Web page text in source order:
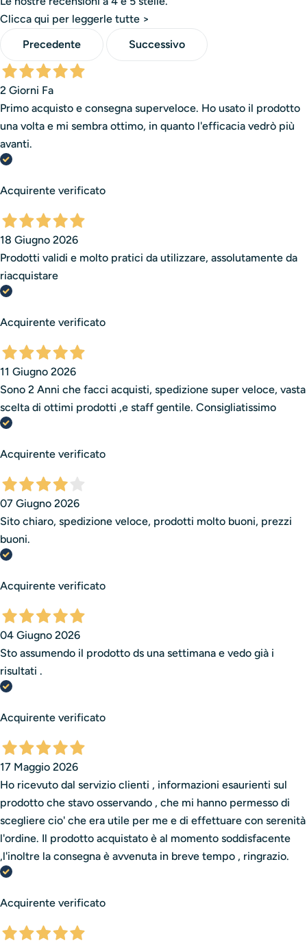
È una storia di competenza, passione e orgoglio italiano.
Una storia che continua ogni giorno, dentro i nostri
laboratori, per arrivare sulle mani di chi trasforma la
Clicca qui per leggerle tutte >
Precedente
Successivo
2 Giorni Fa
Primo acquisto e consegna superveloce. Ho usato il prodotto
una volta e mi sembra ottimo, in quanto l'efficacia vedrò più
avanti.
Acquirente verificato
18 Giugno 2026
Prodotti validi e molto pratici da utilizzare, assolutamente da
riacquistare
Acquirente verificato
11 Giugno 2026
Sono 2 Anni che facci acquisti, spedizione super veloce, vasta
scelta di ottimi prodotti ,e staff gentile. Consigliatissimo
Acquirente verificato
07 Giugno 2026
Sito chiaro, spedizione veloce, prodotti molto buoni, prezzi
buoni.
Acquirente verificato
04 Giugno 2026
Sto assumendo il prodotto ds una settimana e vedo già i
risultati .
Acquirente verificato
17 Maggio 2026
Ho ricevuto dal servizio clienti , informazioni esaurienti sul
prodotto che stavo osservando , che mi hanno permesso di
scegliere cio' che era utile per me e di effettuare con serenità
l'ordine. Il prodotto acquistato è al momento soddisfacente
,l'inoltre la consegna è avvenuta in breve tempo , ringrazio.
Acquirente verificato